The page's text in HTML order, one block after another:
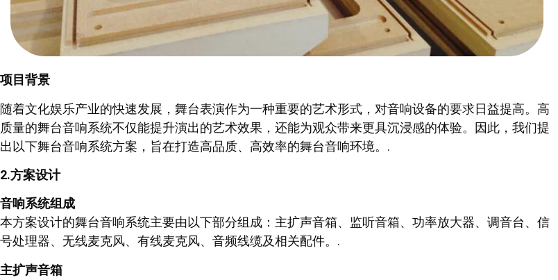
项目背景
随着文化娱乐产业的快速发展，舞台表演作为一种重要的艺术形式，对音响设备的要求日益提高。高
质量的舞台音响系统不仅能提升演出的艺术效果，还能为观众带来更具沉浸感的体验。因此，我们提
出以下舞台音响系统方案，旨在打造高品质、高效率的舞台音响环境。.
2.方案设计
音响系统组成
本方案设计的舞台音响系统主要由以下部分组成：主扩声音箱、监听音箱、功率放大器、调音台、信
号处理器、无线麦克风、有线麦克风、音频线缆及相关配件。.
主扩声音箱